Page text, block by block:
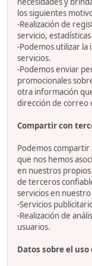
los siguientes
-Realización de
servicio,
-Podemos utilizar
servicios.
-Podemos enviar
promocionales
otra información
dirección de correo
Compartir con
Podemos compartir
que nos hemos
en nuestros
de terceros
servicios en
-Servicios
-Realización de
usuarios.
Datos sobre el uso